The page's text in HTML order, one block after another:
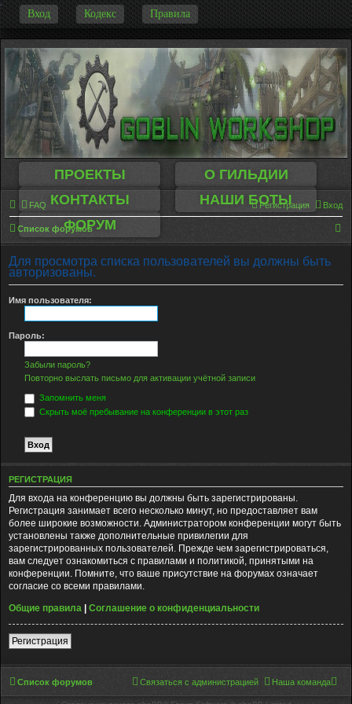
Вход Кодекс Правила
-
ПРОЕКТЫ
О ГИЛЬДИИ
КОНТАКТЫ
НАШИ БОТЫ
ФОРУМ
FAQ Вход
Регистрация
Список форумов
с
Для просмотра списка пользователей вы должны быть
авторизованы.
Имя пользователя:
Пароль:
Забыли пароль?
Повторно выслать письмо для активации учётной записи
Запомнить меня
Скрыть моё пребывание на конференции в этот раз
РЕГИСТРАЦИЯ
Для входа на конференцию вы должны быть зарегистрированы.
Регистрация занимает всего несколько минут, но предоставляет вам
более широкие возможности. Администратором конференции могут быть
установлены также дополнительные привилегии для
зарегистрированных пользователей. Прежде чем зарегистрироваться,
вам следует ознакомиться с правилами и политикой, принятыми на
конференции. Помните, что ваше присутствие на форумах означает
согласие со всеми правилами.
Общие правила | Соглашение о конфиденциальности
Регистрация
Список форумов Наша команда
Связаться с администрацией